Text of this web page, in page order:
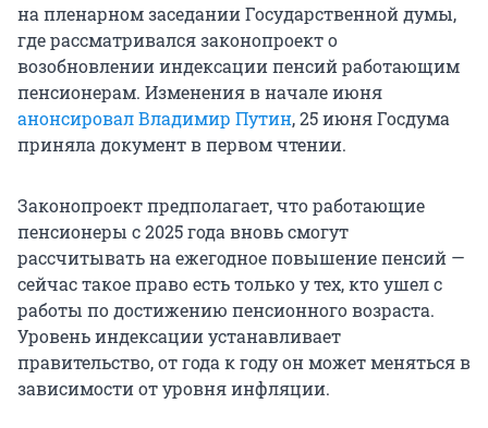
на пленарном заседании Государственной думы,
где рассматривался законопроект о
возобновлении индексации пенсий работающим
пенсионерам. Изменения в начале июня
анонсировал Владимир Путин, 25 июня Госдума
приняла документ в первом чтении.
Законопроект предполагает, что работающие
пенсионеры с 2025 года вновь смогут
рассчитывать на ежегодное повышение пенсий —
сейчас такое право есть только у тех, кто ушел с
работы по достижению пенсионного возраста.
Уровень индексации устанавливает
правительство, от года к году он может меняться в
зависимости от уровня инфляции.